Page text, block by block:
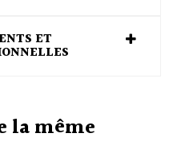
ET
la même